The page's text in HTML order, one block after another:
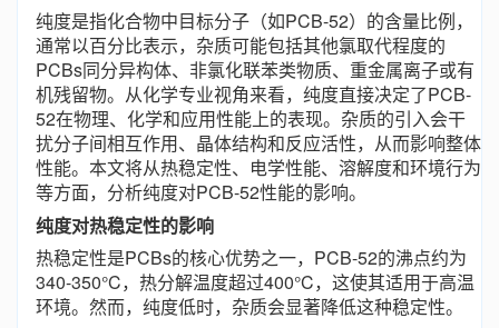
纯度是指化合物中目标分子（如PCB-52）的含量比例，
通常以百分比表示，杂质可能包括其他氯取代程度的
PCBs同分异构体、非氯化联苯类物质、重金属离子或有
机残留物。从化学专业视角来看，纯度直接决定了PCB-
52在物理、化学和应用性能上的表现。杂质的引入会干
扰分子间相互作用、晶体结构和反应活性，从而影响整体
性能。本文将从热稳定性、电学性能、溶解度和环境行为
等方面，分析纯度对PCB-52性能的影响。
纯度对热稳定性的影响
热稳定性是PCBs的核心优势之一，PCB-52的沸点约为
340-350°C，热分解温度超过400°C，这使其适用于高温
环境。然而，纯度低时，杂质会显著降低这种稳定性。